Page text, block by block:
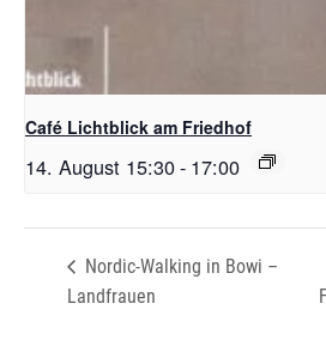
Café Lichtblick am Friedhof
14. August 15:30- 17:00
Nordic-Walking in Bowi –
Landfrauen